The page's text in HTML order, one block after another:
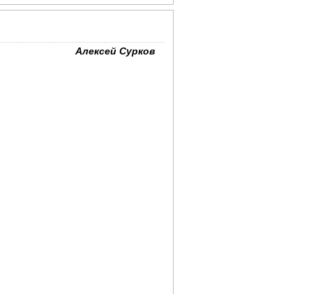
Алексей Сурков